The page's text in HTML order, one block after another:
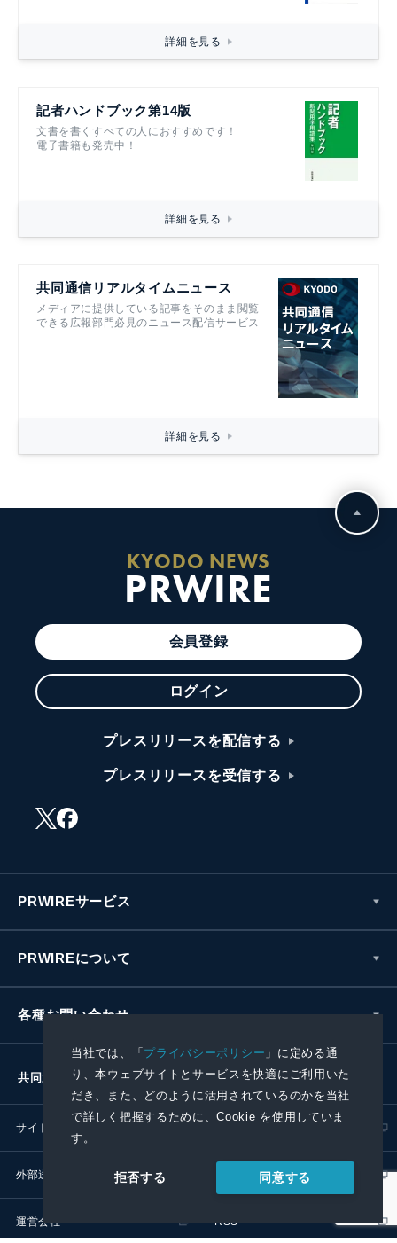
当社では、「プライバシーポリシー 」に定める通
り、本ウェブサイトとサービスを快適にご利用いた
だき、また、どのように活用されているのかを当社
で詳しく把握するために、Cookie を使用していま
す。
拒否する 同意する
詳細を見る
記者ハンドブック第14版
文書を書くすべての人におすすめです！
電子書籍も発売中！
詳細を見る
共同通信リアルタイムニュース
メディアに提供している記事をそのまま閲覧
できる広報部門必見のニュース配信サービス
詳細を見る
KYODO NEWS
PRWIRE
会員登録
ログイン
プレスリリースを配信する
プレスリリースを受信する
PRWIREサービス
PRWIREについて
各種お問い合わせ
共同通信社グループ
サイトポリシー
外部送信ポリシー プレスリリース取扱基準
運営会社 RSS